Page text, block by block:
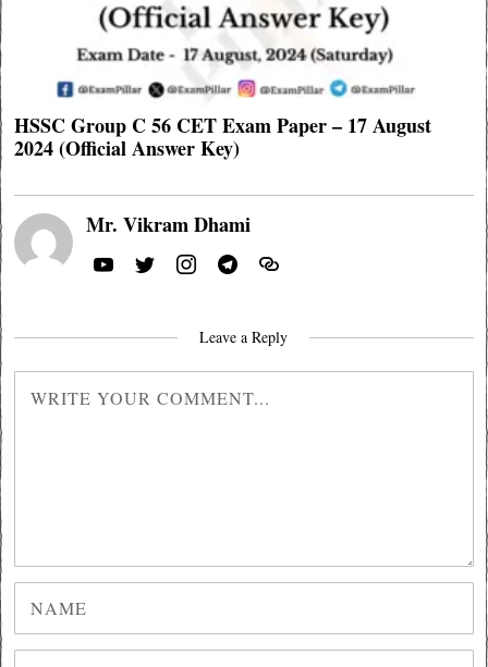
HSSC Group C 56 CET Exam Paper – 17 August
2024 (Official Answer Key)
Mr. Vikram Dhami
Leave a Reply